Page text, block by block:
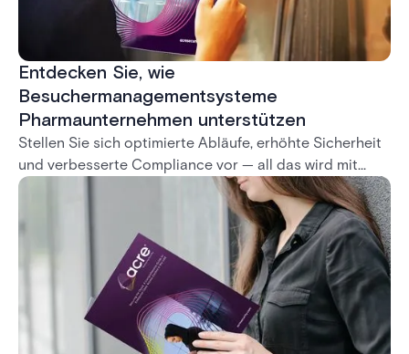
Entdecken Sie, wie
Besuchermanagementsysteme
Pharmaunternehmen unterstützen
Stellen Sie sich optimierte Abläufe, erhöhte Sicherheit
und verbesserte Compliance vor — all das wird mit
unserem System mühelos erreicht.